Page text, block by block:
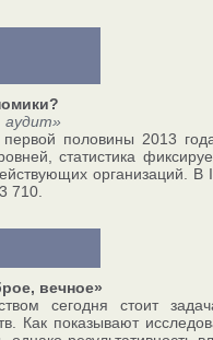
половины 2013
статистика
организаций.
710.
вечное»
сегодня стоит
Как показывают